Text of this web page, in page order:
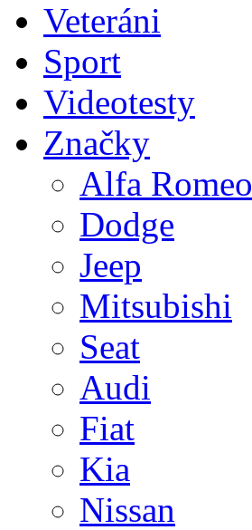
Veteráni
Sport
Videotesty
Značky
Alfa Romeo
Dodge
Jeep
Mitsubishi
Seat
Audi
Fiat
Kia
Nissan